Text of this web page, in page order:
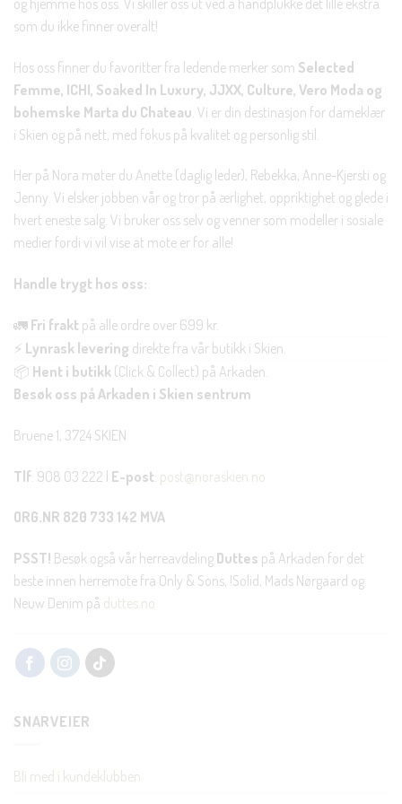
som du ikke finner overalt!
Hos oss finner du favoritter fra ledende merker som Selected
Femme, ICHI, Soaked In Luxury, JJXX, Culture, Vero Moda og
bohemske Marta du Chateau . Vi er din destinasjon for dameklær
i Skien og på nett, med fokus på kvalitet og personlig stil.
Her på Nora møter du Anette (daglig leder), Rebekka, Anne-Kjersti og
Jenny. Vi elsker jobben vår og tror på ærlighet, oppriktighet og glede i
hvert eneste salg. Vi bruker oss selv og venner som modeller i sosiale
medier fordi vi vil vise at mote er for alle!
Handle trygt hos oss:
🚛 Fri frakt på alle ordre over 699 kr.
⚡ Lynrask levering direkte fra vår butikk i Skien.
📦 Hent i butikk (Click & Collect) på Arkaden.
Besøk oss på Arkaden i Skien sentrum
Bruene 1, 3724 SKIEN
Tlf: 908 03 222 | E-post: post@noraskien.no
ORG.NR 820 733 142 MVA
PSST! Besøk også vår herreavdeling Duttes på Arkaden for det
beste innen herremote fra Only & Sons, !Solid, Mads Nørgaard og
Neuw Denim på duttes.no
SNARVEIER
Bli med i kundeklubben